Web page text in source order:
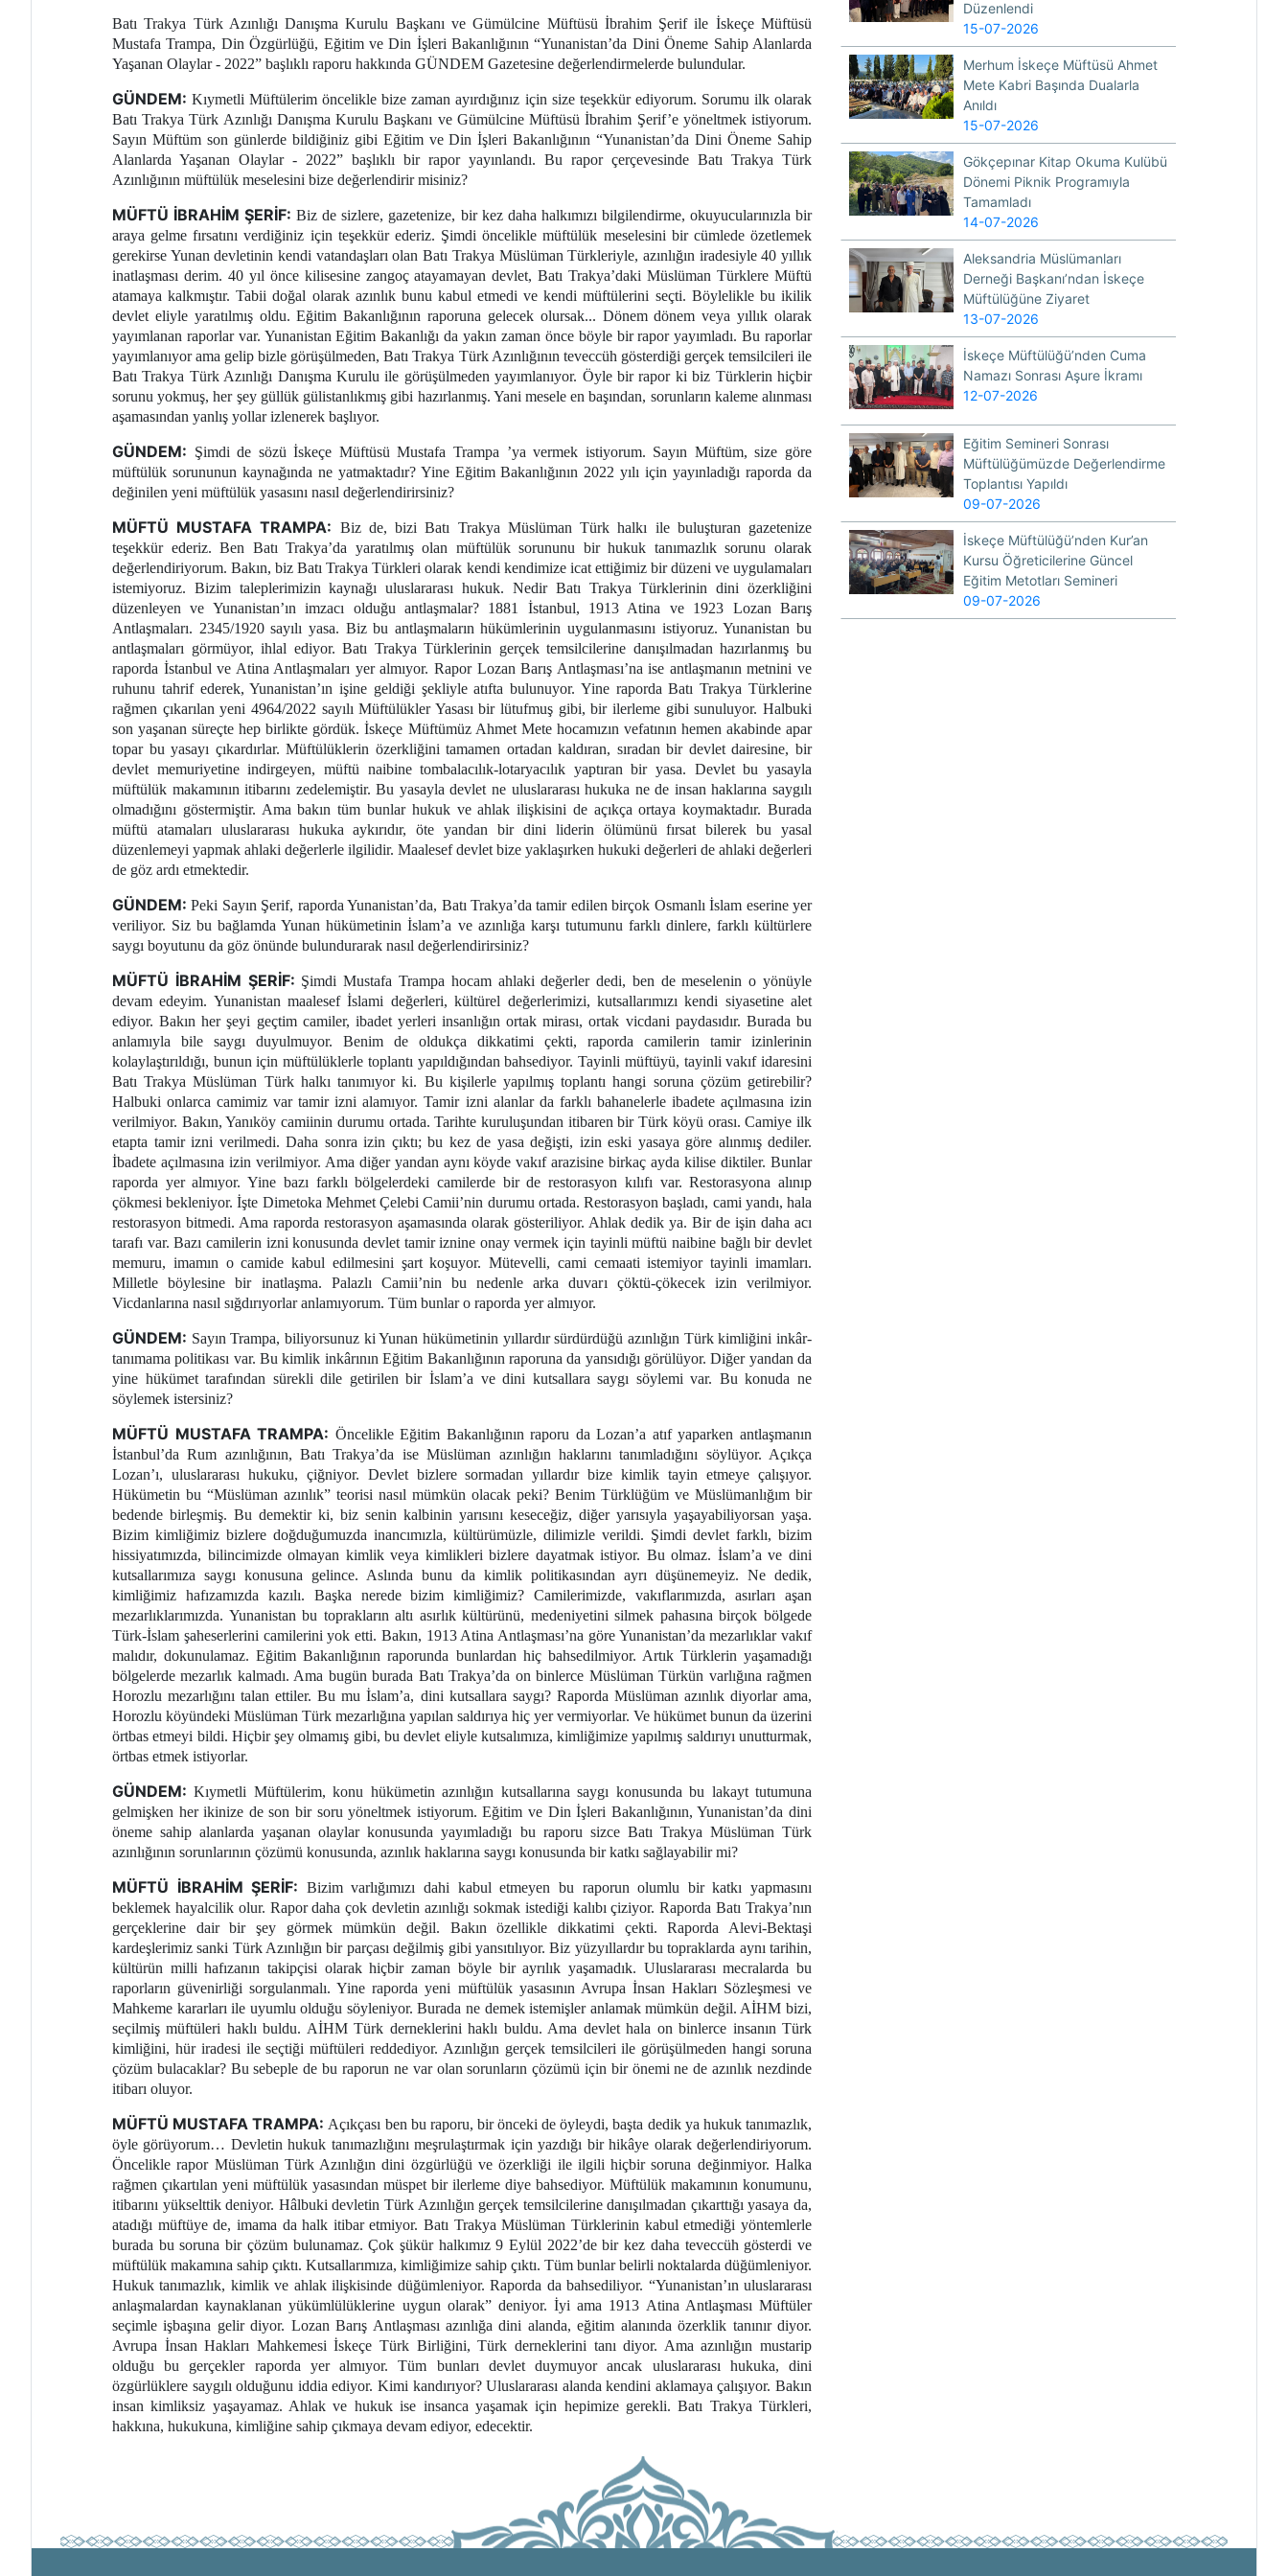
Batı Trakya Türk Azınlığı Danışma Kurulu Başkanı ve Gümülcine Müftüsü İbrahim Şerif ile İskeçe Müftüsü
Mustafa Trampa, Din Özgürlüğü, Eğitim ve Din İşleri Bakanlığının “Yunanistan’da Dini Öneme Sahip Alanlarda
Yaşanan Olaylar - 2022” başlıklı raporu hakkında GÜNDEM Gazetesine değerlendirmelerde bulundular.
GÜNDEM: Kıymetli Müftülerim öncelikle bize zaman ayırdığınız için size teşekkür ediyorum. Sorumu ilk olarak
Batı Trakya Türk Azınlığı Danışma Kurulu Başkanı ve Gümülcine Müftüsü İbrahim Şerif’e yöneltmek istiyorum.
Sayın Müftüm son günlerde bildiğiniz gibi Eğitim ve Din İşleri Bakanlığının “Yunanistan’da Dini Öneme Sahip
Alanlarda Yaşanan Olaylar - 2022” başlıklı bir rapor yayınlandı. Bu rapor çerçevesinde Batı Trakya Türk
Azınlığının müftülük meselesini bize değerlendirir misiniz?
MÜFTÜ İBRAHİM ŞERİF: Biz de sizlere, gazetenize, bir kez daha halkımızı bilgilendirme, okuyucularınızla bir
araya gelme fırsatını verdiğiniz için teşekkür ederiz. Şimdi öncelikle müftülük meselesini bir cümlede özetlemek
gerekirse Yunan devletinin kendi vatandaşları olan Batı Trakya Müslüman Türkleriyle, azınlığın iradesiyle 40 yıllık
inatlaşması derim. 40 yıl önce kilisesine zangoç atayamayan devlet, Batı Trakya’daki Müslüman Türklere Müftü
atamaya kalkmıştır. Tabii doğal olarak azınlık bunu kabul etmedi ve kendi müftülerini seçti. Böylelikle bu ikilik
devlet eliyle yaratılmış oldu. Eğitim Bakanlığının raporuna gelecek olursak... Dönem dönem veya yıllık olarak
yayımlanan raporlar var. Yunanistan Eğitim Bakanlığı da yakın zaman önce böyle bir rapor yayımladı. Bu raporlar
yayımlanıyor ama gelip bizle görüşülmeden, Batı Trakya Türk Azınlığının teveccüh gösterdiği gerçek temsilcileri ile
Batı Trakya Türk Azınlığı Danışma Kurulu ile görüşülmeden yayımlanıyor. Öyle bir rapor ki biz Türklerin hiçbir
sorunu yokmuş, her şey güllük gülistanlıkmış gibi hazırlanmış. Yani mesele en başından, sorunların kaleme alınması
aşamasından yanlış yollar izlenerek başlıyor.
GÜNDEM: Şimdi de sözü İskeçe Müftüsü Mustafa Trampa ’ya vermek istiyorum. Sayın Müftüm, size göre
müftülük sorununun kaynağında ne yatmaktadır? Yine Eğitim Bakanlığının 2022 yılı için yayınladığı raporda da
değinilen yeni müftülük yasasını nasıl değerlendirirsiniz?
MÜFTÜ MUSTAFA TRAMPA: Biz de, bizi Batı Trakya Müslüman Türk halkı ile buluşturan gazetenize
teşekkür ederiz. Ben Batı Trakya’da yaratılmış olan müftülük sorununu bir hukuk tanımazlık sorunu olarak
değerlendiriyorum. Bakın, biz Batı Trakya Türkleri olarak kendi kendimize icat ettiğimiz bir düzeni ve uygulamaları
istemiyoruz. Bizim taleplerimizin kaynağı uluslararası hukuk. Nedir Batı Trakya Türklerinin dini özerkliğini
düzenleyen ve Yunanistan’ın imzacı olduğu antlaşmalar? 1881 İstanbul, 1913 Atina ve 1923 Lozan Barış
Antlaşmaları. 2345/1920 sayılı yasa. Biz bu antlaşmaların hükümlerinin uygulanmasını istiyoruz. Yunanistan bu
antlaşmaları görmüyor, ihlal ediyor. Batı Trakya Türklerinin gerçek temsilcilerine danışılmadan hazırlanmış bu
raporda İstanbul ve Atina Antlaşmaları yer almıyor. Rapor Lozan Barış Antlaşması’na ise antlaşmanın metnini ve
ruhunu tahrif ederek, Yunanistan’ın işine geldiği şekliyle atıfta bulunuyor. Yine raporda Batı Trakya Türklerine
rağmen çıkarılan yeni 4964/2022 sayılı Müftülükler Yasası bir lütufmuş gibi, bir ilerleme gibi sunuluyor. Halbuki
son yaşanan süreçte hep birlikte gördük. İskeçe Müftümüz Ahmet Mete hocamızın vefatının hemen akabinde apar
topar bu yasayı çıkardırlar. Müftülüklerin özerkliğini tamamen ortadan kaldıran, sıradan bir devlet dairesine, bir
devlet memuriyetine indirgeyen, müftü naibine tombalacılık-lotaryacılık yaptıran bir yasa. Devlet bu yasayla
müftülük makamının itibarını zedelemiştir. Bu yasayla devlet ne uluslararası hukuka ne de insan haklarına saygılı
olmadığını göstermiştir. Ama bakın tüm bunlar hukuk ve ahlak ilişkisini de açıkça ortaya koymaktadır. Burada
müftü atamaları uluslararası hukuka aykırıdır, öte yandan bir dini liderin ölümünü fırsat bilerek bu yasal
düzenlemeyi yapmak ahlaki değerlerle ilgilidir. Maalesef devlet bize yaklaşırken hukuki değerleri de ahlaki değerleri
de göz ardı etmektedir.
GÜNDEM: Peki Sayın Şerif, raporda Yunanistan’da, Batı Trakya’da tamir edilen birçok Osmanlı İslam eserine yer
veriliyor. Siz bu bağlamda Yunan hükümetinin İslam’a ve azınlığa karşı tutumunu farklı dinlere, farklı kültürlere
saygı boyutunu da göz önünde bulundurarak nasıl değerlendirirsiniz?
MÜFTÜ İBRAHİM ŞERİF: Şimdi Mustafa Trampa hocam ahlaki değerler dedi, ben de meselenin o yönüyle
devam edeyim. Yunanistan maalesef İslami değerleri, kültürel değerlerimizi, kutsallarımızı kendi siyasetine alet
ediyor. Bakın her şeyi geçtim camiler, ibadet yerleri insanlığın ortak mirası, ortak vicdani paydasıdır. Burada bu
anlamıyla bile saygı duyulmuyor. Benim de oldukça dikkatimi çekti, raporda camilerin tamir izinlerinin
kolaylaştırıldığı, bunun için müftülüklerle toplantı yapıldığından bahsediyor. Tayinli müftüyü, tayinli vakıf idaresini
Batı Trakya Müslüman Türk halkı tanımıyor ki. Bu kişilerle yapılmış toplantı hangi soruna çözüm getirebilir?
Halbuki onlarca camimiz var tamir izni alamıyor. Tamir izni alanlar da farklı bahanelerle ibadete açılmasına izin
verilmiyor. Bakın, Yanıköy camiinin durumu ortada. Tarihte kuruluşundan itibaren bir Türk köyü orası. Camiye ilk
etapta tamir izni verilmedi. Daha sonra izin çıktı; bu kez de yasa değişti, izin eski yasaya göre alınmış dediler.
İbadete açılmasına izin verilmiyor. Ama diğer yandan aynı köyde vakıf arazisine birkaç ayda kilise diktiler. Bunlar
raporda yer almıyor. Yine bazı farklı bölgelerdeki camilerde bir de restorasyon kılıfı var. Restorasyona alınıp
çökmesi bekleniyor. İşte Dimetoka Mehmet Çelebi Camii’nin durumu ortada. Restorasyon başladı, cami yandı, hala
restorasyon bitmedi. Ama raporda restorasyon aşamasında olarak gösteriliyor. Ahlak dedik ya. Bir de işin daha acı
tarafı var. Bazı camilerin izni konusunda devlet tamir iznine onay vermek için tayinli müftü naibine bağlı bir devlet
memuru, imamın o camide kabul edilmesini şart koşuyor. Mütevelli, cami cemaati istemiyor tayinli imamları.
Milletle böylesine bir inatlaşma. Palazlı Camii’nin bu nedenle arka duvarı çöktü-çökecek izin verilmiyor.
Vicdanlarına nasıl sığdırıyorlar anlamıyorum. Tüm bunlar o raporda yer almıyor.
GÜNDEM: Sayın Trampa, biliyorsunuz ki Yunan hükümetinin yıllardır sürdürdüğü azınlığın Türk kimliğini inkâr-
tanımama politikası var. Bu kimlik inkârının Eğitim Bakanlığının raporuna da yansıdığı görülüyor. Diğer yandan da
yine hükümet tarafından sürekli dile getirilen bir İslam’a ve dini kutsallara saygı söylemi var. Bu konuda ne
söylemek istersiniz?
MÜFTÜ MUSTAFA TRAMPA: Öncelikle Eğitim Bakanlığının raporu da Lozan’a atıf yaparken antlaşmanın
İstanbul’da Rum azınlığının, Batı Trakya’da ise Müslüman azınlığın haklarını tanımladığını söylüyor. Açıkça
Lozan’ı, uluslararası hukuku, çiğniyor. Devlet bizlere sormadan yıllardır bize kimlik tayin etmeye çalışıyor.
Hükümetin bu “Müslüman azınlık” teorisi nasıl mümkün olacak peki? Benim Türklüğüm ve Müslümanlığım bir
bedende birleşmiş. Bu demektir ki, biz senin kalbinin yarısını keseceğiz, diğer yarısıyla yaşayabiliyorsan yaşa.
Bizim kimliğimiz bizlere doğduğumuzda inancımızla, kültürümüzle, dilimizle verildi. Şimdi devlet farklı, bizim
hissiyatımızda, bilincimizde olmayan kimlik veya kimlikleri bizlere dayatmak istiyor. Bu olmaz. İslam’a ve dini
kutsallarımıza saygı konusuna gelince. Aslında bunu da kimlik politikasından ayrı düşünemeyiz. Ne dedik,
kimliğimiz hafızamızda kazılı. Başka nerede bizim kimliğimiz? Camilerimizde, vakıflarımızda, asırları aşan
mezarlıklarımızda. Yunanistan bu toprakların altı asırlık kültürünü, medeniyetini silmek pahasına birçok bölgede
Türk-İslam şaheserlerini camilerini yok etti. Bakın, 1913 Atina Antlaşması’na göre Yunanistan’da mezarlıklar vakıf
malıdır, dokunulamaz. Eğitim Bakanlığının raporunda bunlardan hiç bahsedilmiyor. Artık Türklerin yaşamadığı
bölgelerde mezarlık kalmadı. Ama bugün burada Batı Trakya’da on binlerce Müslüman Türkün varlığına rağmen
Horozlu mezarlığını talan ettiler. Bu mu İslam’a, dini kutsallara saygı? Raporda Müslüman azınlık diyorlar ama,
Horozlu köyündeki Müslüman Türk mezarlığına yapılan saldırıya hiç yer vermiyorlar. Ve hükümet bunun da üzerini
örtbas etmeyi bildi. Hiçbir şey olmamış gibi, bu devlet eliyle kutsalımıza, kimliğimize yapılmış saldırıyı unutturmak,
örtbas etmek istiyorlar.
GÜNDEM: Kıymetli Müftülerim, konu hükümetin azınlığın kutsallarına saygı konusunda bu lakayt tutumuna
gelmişken her ikinize de son bir soru yöneltmek istiyorum. Eğitim ve Din İşleri Bakanlığının, Yunanistan’da dini
öneme sahip alanlarda yaşanan olaylar konusunda yayımladığı bu raporu sizce Batı Trakya Müslüman Türk
azınlığının sorunlarının çözümü konusunda, azınlık haklarına saygı konusunda bir katkı sağlayabilir mi?
MÜFTÜ İBRAHİM ŞERİF: Bizim varlığımızı dahi kabul etmeyen bu raporun olumlu bir katkı yapmasını
beklemek hayalcilik olur. Rapor daha çok devletin azınlığı sokmak istediği kalıbı çiziyor. Raporda Batı Trakya’nın
gerçeklerine dair bir şey görmek mümkün değil. Bakın özellikle dikkatimi çekti. Raporda Alevi-Bektaşi
kardeşlerimiz sanki Türk Azınlığın bir parçası değilmiş gibi yansıtılıyor. Biz yüzyıllardır bu topraklarda aynı tarihin,
kültürün milli hafızanın takipçisi olarak hiçbir zaman böyle bir ayrılık yaşamadık. Uluslararası mecralarda bu
raporların güvenirliği sorgulanmalı. Yine raporda yeni müftülük yasasının Avrupa İnsan Hakları Sözleşmesi ve
Mahkeme kararları ile uyumlu olduğu söyleniyor. Burada ne demek istemişler anlamak mümkün değil. AİHM bizi,
seçilmiş müftüleri haklı buldu. AİHM Türk derneklerini haklı buldu. Ama devlet hala on binlerce insanın Türk
kimliğini, hür iradesi ile seçtiği müftüleri reddediyor. Azınlığın gerçek temsilcileri ile görüşülmeden hangi soruna
çözüm bulacaklar? Bu sebeple de bu raporun ne var olan sorunların çözümü için bir önemi ne de azınlık nezdinde
itibarı oluyor.
MÜFTÜ MUSTAFA TRAMPA: Açıkçası ben bu raporu, bir önceki de öyleydi, başta dedik ya hukuk tanımazlık,
öyle görüyorum… Devletin hukuk tanımazlığını meşrulaştırmak için yazdığı bir hikâye olarak değerlendiriyorum.
Öncelikle rapor Müslüman Türk Azınlığın dini özgürlüğü ve özerkliği ile ilgili hiçbir soruna değinmiyor. Halka
rağmen çıkartılan yeni müftülük yasasından müspet bir ilerleme diye bahsediyor. Müftülük makamının konumunu,
itibarını yükselttik deniyor. Hâlbuki devletin Türk Azınlığın gerçek temsilcilerine danışılmadan çıkarttığı yasaya da,
atadığı müftüye de, imama da halk itibar etmiyor. Batı Trakya Müslüman Türklerinin kabul etmediği yöntemlerle
burada bu soruna bir çözüm bulunamaz. Çok şükür halkımız 9 Eylül 2022’de bir kez daha teveccüh gösterdi ve
müftülük makamına sahip çıktı. Kutsallarımıza, kimliğimize sahip çıktı. Tüm bunlar belirli noktalarda düğümleniyor.
Hukuk tanımazlık, kimlik ve ahlak ilişkisinde düğümleniyor. Raporda da bahsediliyor. “Yunanistan’ın uluslararası
anlaşmalardan kaynaklanan yükümlülüklerine uygun olarak” deniyor. İyi ama 1913 Atina Antlaşması Müftüler
seçimle işbaşına gelir diyor. Lozan Barış Antlaşması azınlığa dini alanda, eğitim alanında özerklik tanınır diyor.
Avrupa İnsan Hakları Mahkemesi İskeçe Türk Birliğini, Türk derneklerini tanı diyor. Ama azınlığın mustarip
olduğu bu gerçekler raporda yer almıyor. Tüm bunları devlet duymuyor ancak uluslararası hukuka, dini
özgürlüklere saygılı olduğunu iddia ediyor. Kimi kandırıyor? Uluslararası alanda kendini aklamaya çalışıyor. Bakın
insan kimliksiz yaşayamaz. Ahlak ve hukuk ise insanca yaşamak için hepimize gerekli. Batı Trakya Türkleri,
hakkına, hukukuna, kimliğine sahip çıkmaya devam ediyor, edecektir.
Düzenlendi
15-07-2026
Merhum İskeçe Müftüsü Ahmet
Mete Kabri Başında Dualarla
Anıldı
15-07-2026
Gökçepınar Kitap Okuma Kulübü
Dönemi Piknik Programıyla
Tamamladı
14-07-2026
Aleksandria Müslümanları
Derneği Başkanı’ndan İskeçe
Müftülüğüne Ziyaret
13-07-2026
İskeçe Müftülüğü’nden Cuma
Namazı Sonrası Aşure İkramı
12-07-2026
Eğitim Semineri Sonrası
Müftülüğümüzde Değerlendirme
Toplantısı Yapıldı
09-07-2026
İskeçe Müftülüğü’nden Kur’an
Kursu Öğreticilerine Güncel
Eğitim Metotları Semineri
09-07-2026